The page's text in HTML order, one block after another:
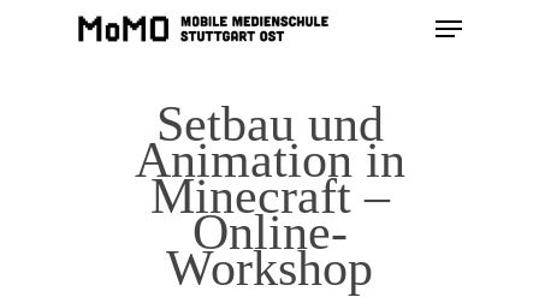
Hit enter to search or ESC to close
Setbau und
Animation in
Minecraft –
Online-
Workshop